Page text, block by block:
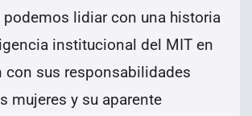
podemos lidiar con una historia
institucional del MIT en
con sus responsabilidades
mujeres y su aparente